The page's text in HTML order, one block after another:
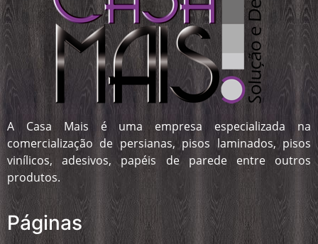
A Casa Mais é uma empresa especializada na
comercialização de persianas, pisos laminados, pisos
vinílicos, adesivos, papéis de parede entre outros
produtos.
Páginas